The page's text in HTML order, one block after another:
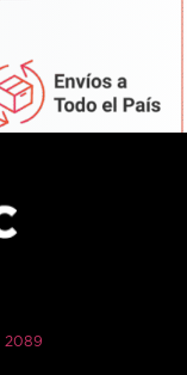
2089